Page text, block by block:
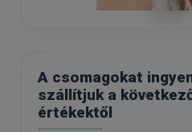
A csomagokat
szállítjuk a
értékektől